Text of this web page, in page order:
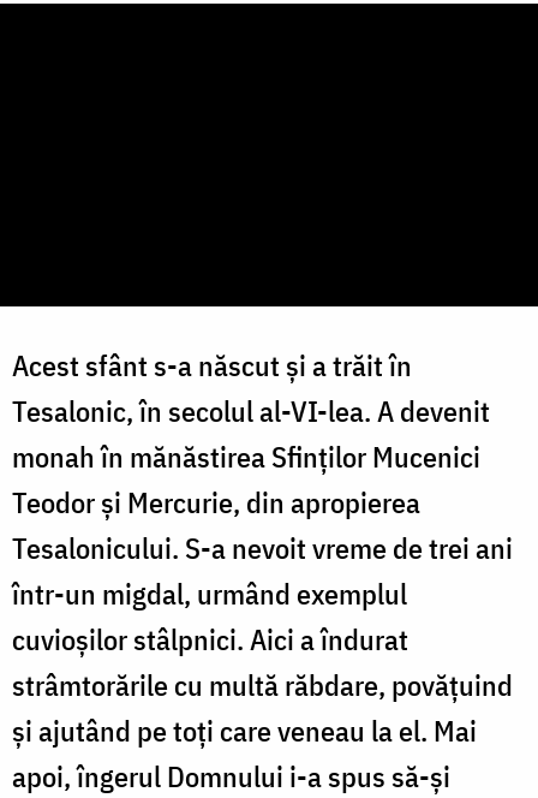
Acest sfânt s-a născut și a trăit în
Tesalonic, în secolul al-VI-lea. A devenit
monah în mănăstirea Sfinţilor Mucenici
Teodor şi Mercurie, din apropierea
Tesalonicului. S-a nevoit vreme de trei ani
într-un migdal, urmând exemplul
cuvioșilor stâlpnici. Aici a îndurat
strâmtorările cu multă răbdare, povățuind
și ajutând pe toți care veneau la el. Mai
apoi, îngerul Domnului i-a spus să-și